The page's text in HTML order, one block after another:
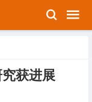
获进展